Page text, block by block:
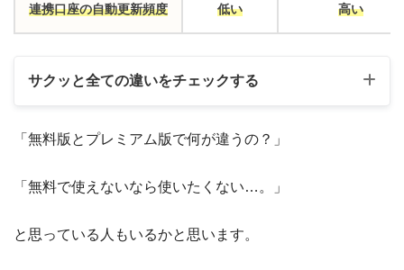
連携口座の自動更新頻度 低い 高い
サクッと全ての違いをチェックする
基本機能
「無料版とプレミアム版で何が違うの？」
「無料で使えないなら使いたくない…。」
と思っている人もいるかと思います。